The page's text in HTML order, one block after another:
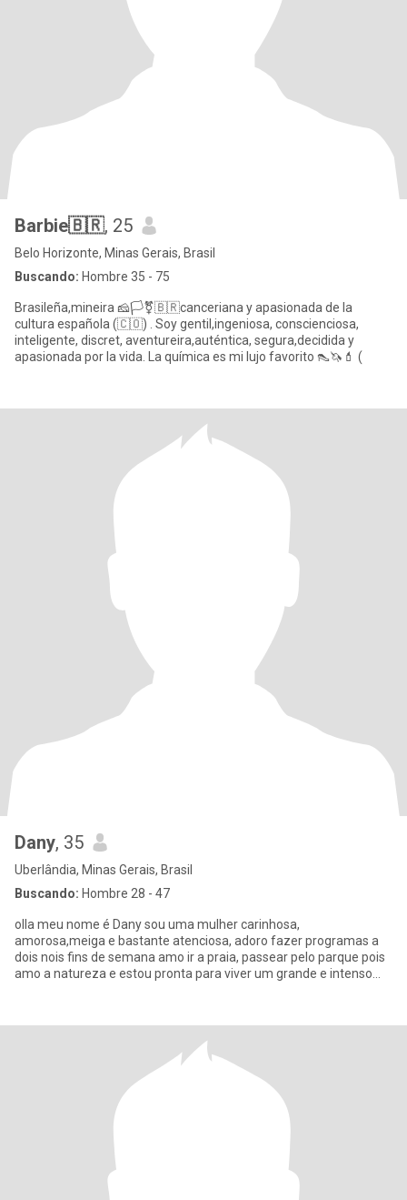
Barbie🇧🇷, 25
Belo Horizonte, Minas Gerais, Brasil
Buscando: Hombre 35 - 75
Brasileña,mineira 🧀🏳️‍⚧️🇧🇷canceriana y apasionada de la
cultura española (🇨🇴) . Soy gentil,ingeniosa, conscienciosa,
inteligente, discret, aventureira,auténtica, segura,decidida y
apasionada por la vida. La química es mi lujo favorito 👠🦄💄 (
Dany, 35
Uberlândia, Minas Gerais, Brasil
Buscando: Hombre 28 - 47
olla meu nome é Dany sou uma mulher carinhosa,
amorosa,meiga e bastante atenciosa, adoro fazer programas a
dois nois fins de semana amo ir a praia, passear pelo parque pois
amo a natureza e estou pronta para viver um grande e intenso